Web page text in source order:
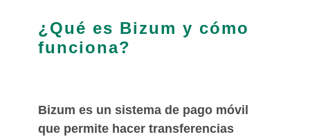
¿Qué es Bizum y cómo
funciona?
Bizum es un sistema de pago móvil
que permite hacer transferencias